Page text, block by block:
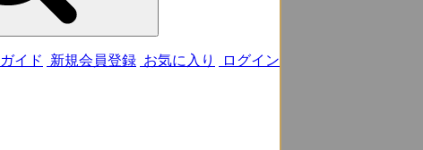
イド 新規会員登録 お気に入り
ログイン